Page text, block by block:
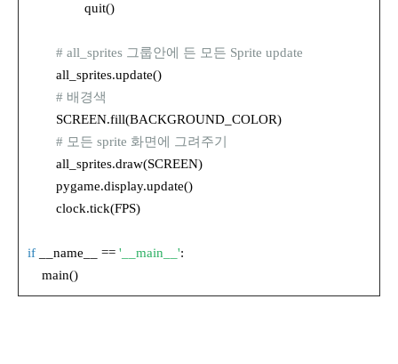
quit()
# all_sprites 그룹안에 든 모든 Sprite update
all_sprites.update()
# 배경색
SCREEN.fill(BACKGROUND_COLOR)
# 모든 sprite 화면에 그려주기
all_sprites.draw(SCREEN)
pygame.display.update()
clock.tick(FPS)
if __name__ == '__main__':
main()